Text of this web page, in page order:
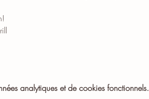
analytiques et de cookies fonctionnels.